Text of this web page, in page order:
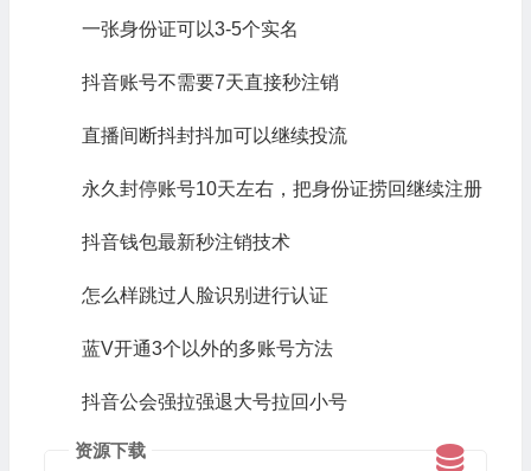
一张身份证可以3-5个实名
抖音账号不需要7天直接秒注销
直播间断抖封抖加可以继续投流
永久封停账号10天左右，把身份证捞回继续注册
抖音钱包最新秒注销技术
怎么样跳过人脸识别进行认证
蓝V开通3个以外的多账号方法
抖音公会强拉强退大号拉回小号
资源下载